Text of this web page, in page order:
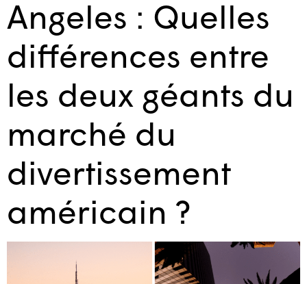
Angeles : Quelles
différences entre
les deux géants du
marché du
divertissement
américain ?